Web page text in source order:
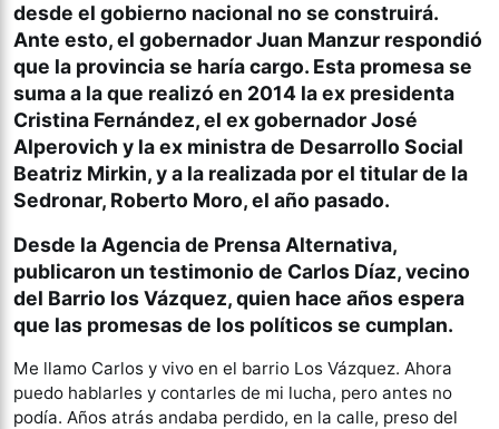
desde el gobierno nacional no se construirá.
Ante esto, el gobernador Juan Manzur respondió
que la provincia se haría cargo. Esta promesa se
suma a la que realizó en 2014 la ex presidenta
Cristina Fernández, el ex gobernador José
Alperovich y la ex ministra de Desarrollo Social
Beatriz Mirkin, y a la realizada por el titular de la
Sedronar, Roberto Moro, el año pasado.
Desde la Agencia de Prensa Alternativa,
publicaron un testimonio de Carlos Díaz, vecino
del Barrio los Vázquez, quien hace años espera
que las promesas de los políticos se cumplan.
Me llamo Carlos y vivo en el barrio Los Vázquez. Ahora
puedo hablarles y contarles de mi lucha, pero antes no
podía. Años atrás andaba perdido, en la calle, preso del